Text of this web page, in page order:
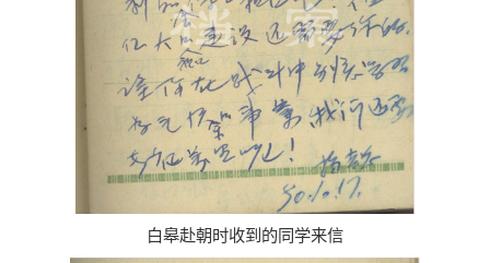
白皋赴朝时收到的同学来信